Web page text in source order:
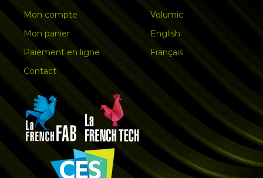
Mon compte
Mon panier
Paiement en ligne
Contact
Volumic
English
Français